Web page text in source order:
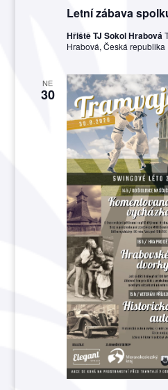
Letní zábava
Hřiště TJ Sokol Hrabová
Hrabová, Česká republika
NE
30